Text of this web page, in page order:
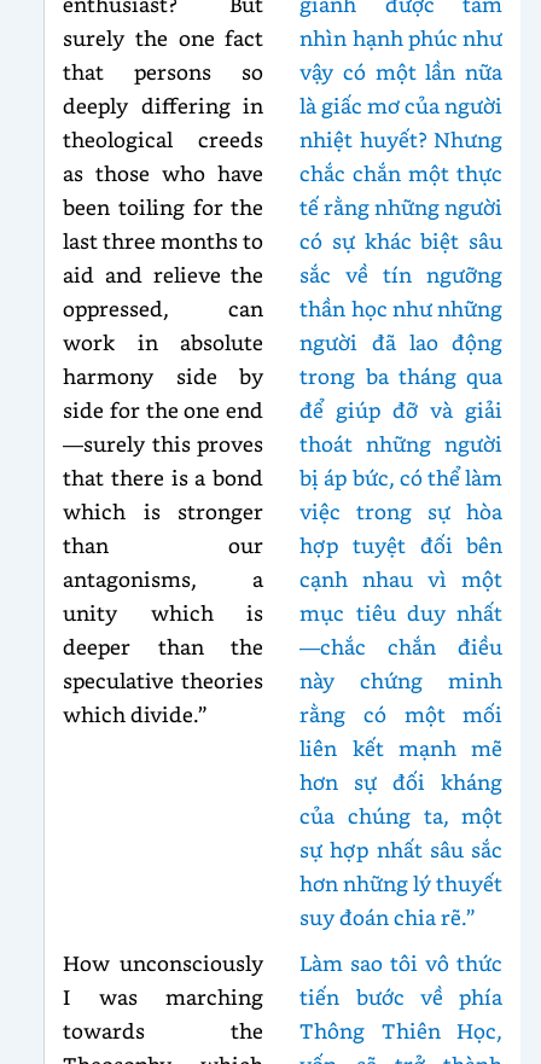
surely the one fact
that persons so
deeply differing in
theological creeds
as those who have
been toiling for the
last three months to
aid and relieve the
oppressed, can
work in absolute
harmony side by
side for the one end
—surely this proves
that there is a bond
which is stronger
than our
antagonisms, a
unity which is
deeper than the
speculative theories
which divide.”
nhìn hạnh phúc như
vậy có một lần nữa
là giấc mơ của người
nhiệt huyết? Nhưng
chắc chắn một thực
tế rằng những người
có sự khác biệt sâu
sắc về tín ngưỡng
thần học như những
người đã lao động
trong ba tháng qua
để giúp đỡ và giải
thoát những người
bị áp bức, có thể làm
việc trong sự hòa
hợp tuyệt đối bên
cạnh nhau vì một
mục tiêu duy nhất
—chắc chắn điều
này chứng minh
rằng có một mối
liên kết mạnh mẽ
hơn sự đối kháng
của chúng ta, một
sự hợp nhất sâu sắc
hơn những lý thuyết
suy đoán chia rẽ.”
How unconsciously
I was marching
towards the
Làm sao tôi vô thức
tiến bước về phía
Thông Thiên Học,